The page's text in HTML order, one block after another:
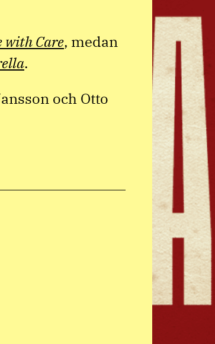
with Care, medan
.
och Otto